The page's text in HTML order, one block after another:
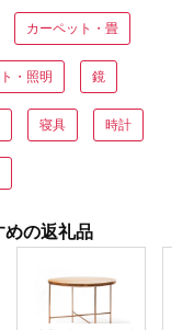
カーペット・畳
・照明 鏡
寝具 時計
めの返礼品